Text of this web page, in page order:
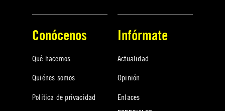
Conócenos
Qué hacemos
Quiénes somos
Política de privacidad
Infórmate
Actualidad
Opinión
Enlaces